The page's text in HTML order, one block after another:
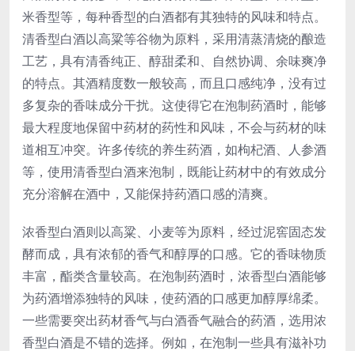
米香型等，每种香型的白酒都有其独特的风味和特点。
清香型白酒以高粱等谷物为原料，采用清蒸清烧的酿造
工艺，具有清香纯正、醇甜柔和、自然协调、余味爽净
的特点。其酒精度数一般较高，而且口感纯净，没有过
多复杂的香味成分干扰。这使得它在泡制药酒时，能够
最大程度地保留中药材的药性和风味，不会与药材的味
道相互冲突。许多传统的养生药酒，如枸杞酒、人参酒
等，使用清香型白酒来泡制，既能让药材中的有效成分
充分溶解在酒中，又能保持药酒口感的清爽。
浓香型白酒则以高粱、小麦等为原料，经过泥窖固态发
酵而成，具有浓郁的香气和醇厚的口感。它的香味物质
丰富，酯类含量较高。在泡制药酒时，浓香型白酒能够
为药酒增添独特的风味，使药酒的口感更加醇厚绵柔。
一些需要突出药材香气与白酒香气融合的药酒，选用浓
香型白酒是不错的选择。例如，在泡制一些具有滋补功